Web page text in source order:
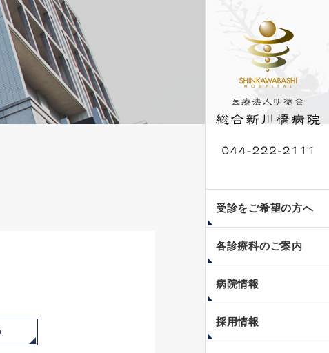
受診をご希望の方へ
各診療科のご案内
病院情報
採用情報